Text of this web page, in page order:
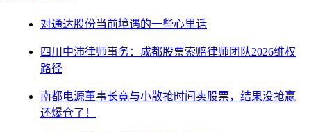
对通达股份当前境遇的一些心里话
四川中沛律师事务：成都股票索赔律师团队2026维权
路径
南都电源董事长竟与小散抢时间卖股票，结果没抢赢
还爆仓了！